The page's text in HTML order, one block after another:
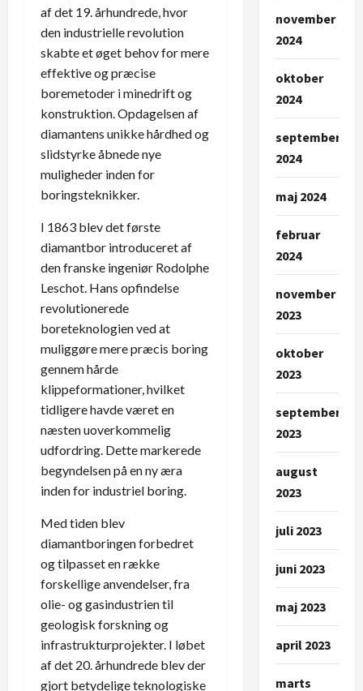
af det 19. århundrede, hvor
den industrielle revolution
skabte et øget behov for mere
effektive og præcise
boremetoder i minedrift og
konstruktion. Opdagelsen af
diamantens unikke hårdhed og
slidstyrke åbnede nye
muligheder inden for
boringsteknikker.
I 1863 blev det første
diamantbor introduceret af
den franske ingeniør Rodolphe
Leschot. Hans opfindelse
revolutionerede
boreteknologien ved at
muliggøre mere præcis boring
gennem hårde
klippeformationer, hvilket
tidligere havde været en
næsten uoverkommelig
udfordring. Dette markerede
begyndelsen på en ny æra
inden for industriel boring.
Med tiden blev
diamantboringen forbedret
og tilpasset en række
forskellige anvendelser, fra
olie- og gasindustrien til
geologisk forskning og
infrastrukturprojekter. I løbet
af det 20. århundrede blev der
gjort betydelige teknologiske
november
2024
oktober
2024
september
2024
maj 2024
februar
2024
november
2023
oktober
2023
september
2023
august
2023
juli 2023
juni 2023
maj 2023
april 2023
marts